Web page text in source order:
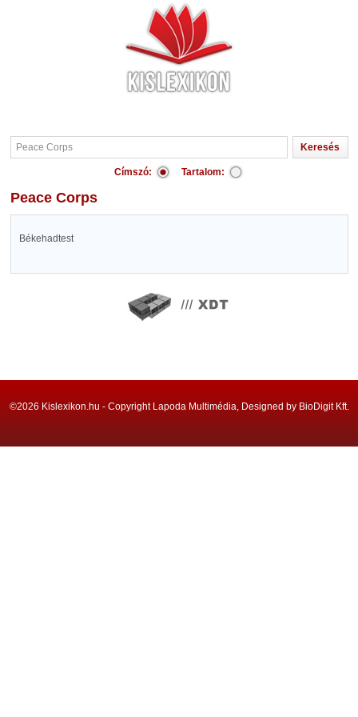
Címszó: Tartalom:
Peace Corps
Békehadtest
©2026 Kislexikon.hu - Copyright Lapoda Multimédia, Designed by BioDigit Kft.